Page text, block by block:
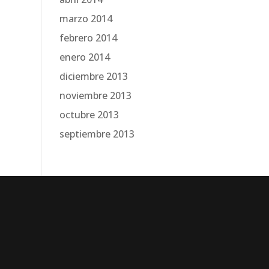
marzo 2014
febrero 2014
enero 2014
diciembre 2013
noviembre 2013
octubre 2013
septiembre 2013